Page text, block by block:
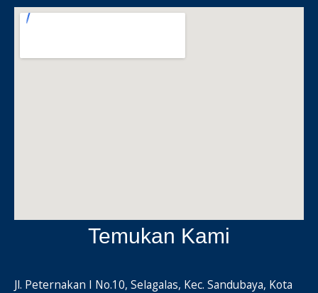
Temukan Kami
Jl. Peternakan I No.10, Selagalas, Kec. Sandubaya, Kota